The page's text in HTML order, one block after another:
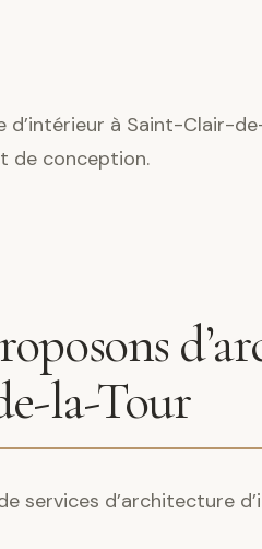
d’intérieur à Saint-Clair-
de conception.
la-Tour
services d’architecture